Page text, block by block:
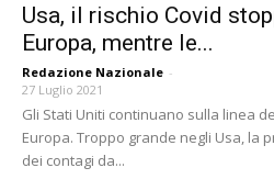
Usa, il rischio Covid
Europa, mentre le...
Redazione Nazionale -
27 Luglio 2021
Gli Stati Uniti continuano sulla linea
Europa. Troppo grande negli Usa, la
dei contagi da...